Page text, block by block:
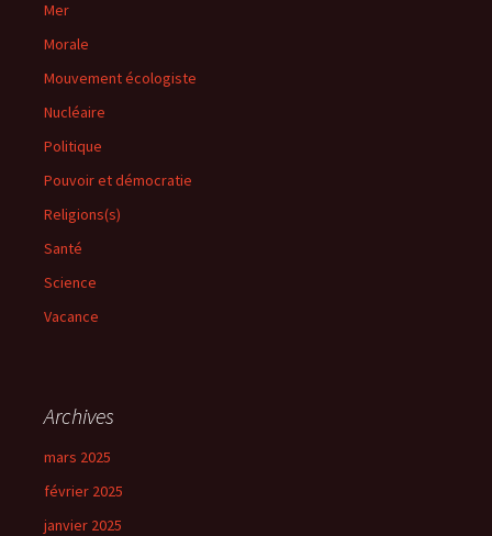
Mer
Morale
Mouvement écologiste
Nucléaire
Politique
Pouvoir et démocratie
Religions(s)
Santé
Science
Vacance
Archives
mars 2025
février 2025
janvier 2025